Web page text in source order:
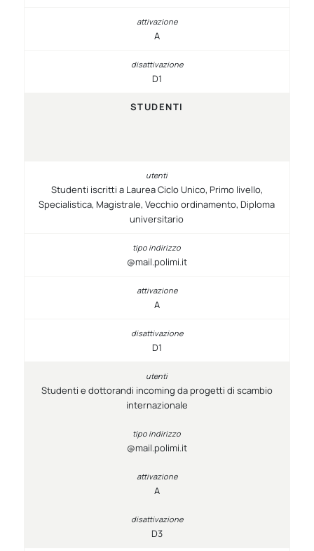
A
D1
STUDENTI
Studenti iscritti a Laurea Ciclo Unico, Primo livello,
Specialistica, Magistrale, Vecchio ordinamento, Diploma
universitario
@mail.polimi.it
A
D1
Studenti e dottorandi incoming da progetti di scambio
internazionale
@mail.polimi.it
A
D3